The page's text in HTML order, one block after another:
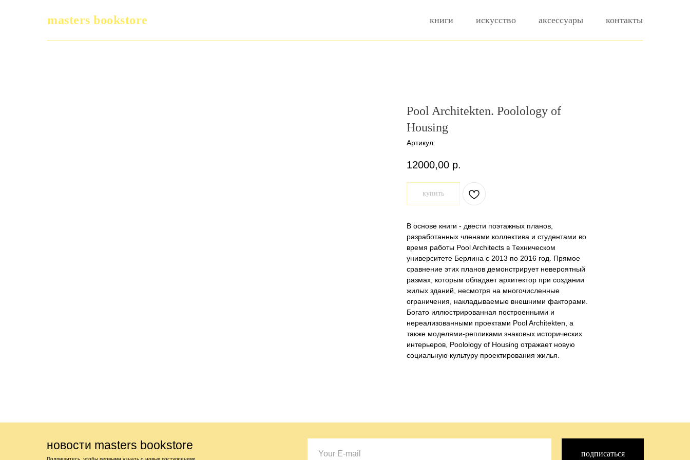
masters bookstore книги искусство аксессуары контакты
Pool Architekten. Poolology of
Housing
Артикул:
12000,00 р.
купить
В основе книги - двести поэтажных планов,
разработанных членами коллектива и студентами во
время работы Pool Architects в Техническом
университете Берлина с 2013 по 2016 год. Прямое
сравнение этих планов демонстрирует невероятный
размах, которым обладает архитектор при создании
жилых зданий, несмотря на многочисленные
ограничения, накладываемые внешними факторами.
Богато иллюстрированная построенными и
нереализованными проектами Pool Architekten, а
также моделями-репликами знаковых исторических
интерьеров, Poolology of Housing отражает новую
социальную культуру проектирования жилья.
новости masters bookstore
Подпишитесь, чтобы первыми узнать о новых поступлениях,
подписаться